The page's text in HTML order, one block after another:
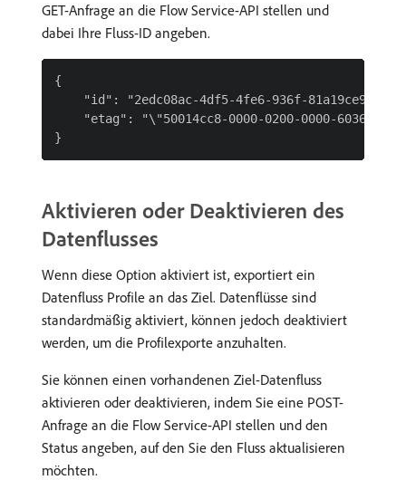
GET-Anfrage an die Flow Service-API stellen und
dabei Ihre Fluss-ID angeben.
{
"id": "2edc08ac-4df5-4fe6-936f-
"etag": "\"50014cc8-0000-0200-0000-
Aktivieren oder Deaktivieren des
Datenflusses
Wenn diese Option aktiviert ist, exportiert ein
Datenfluss Profile an das Ziel. Datenflüsse sind
standardmäßig aktiviert, können jedoch deaktiviert
werden, um die Profilexporte anzuhalten.
Sie können einen vorhandenen Ziel-Datenfluss
aktivieren oder deaktivieren, indem Sie eine POST-
Anfrage an die Flow Service-API stellen und den
Status angeben, auf den Sie den Fluss aktualisieren
möchten.